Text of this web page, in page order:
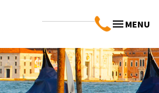
MENU